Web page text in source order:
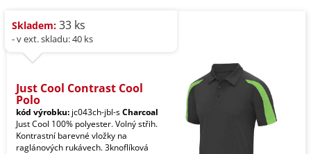
Skladem: 33 ks
- v ext. skladu: 40 ks
Just Cool Contrast Cool
Polo
kód výrobku: jc043ch-jbl-sCharcoal
Just Cool 100% polyester. Volný střih.
Kontrastní barevné vložky na
raglánových rukávech. 3knoflíková